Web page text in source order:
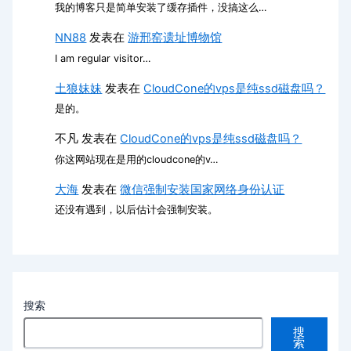
我的博客只是简单安装了缓存插件，没搞这么…
NN88 发表在游邢窑遗址博物馆
I am regular visitor…
土狼妹妹 发表在CloudCone的vps是纯ssd磁盘吗？
是的。
不凡 发表在CloudCone的vps是纯ssd磁盘吗？
你这网站现在是用的cloudcone的v…
大海 发表在微信强制安装国家网络身份认证
还没有遇到，以后估计会强制安装。
搜索
搜
索